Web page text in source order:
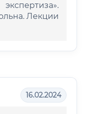
Лекции
16.02.2024